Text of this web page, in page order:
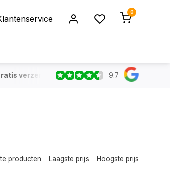
0
verzending vanaf €75 (NL & BE) Voor
9.7
producten Laagste prijs Hoogste prijs